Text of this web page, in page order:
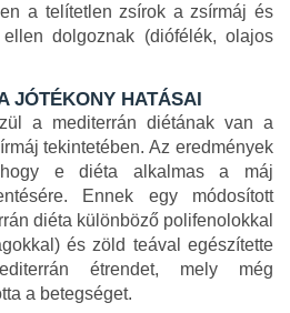
a telítetlen zsírok a zsírmáj és
dolgoznak (diófélék, olajos
JÓTÉKONY HATÁSAI
a mediterrán diétának van a
tekintetében. Az eredmények
hogy e diéta alkalmas a máj
Ennek egy módosított
diéta különböző polifenolokkal
és zöld teával egészítette
étrendet, mely még
a betegséget.